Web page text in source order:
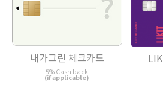
내가그린 체크카드
5% Cash back
(if applicable)